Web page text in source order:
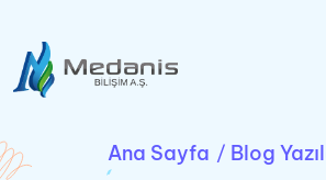
Ana Sayfa / Blog